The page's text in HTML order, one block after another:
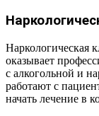
Наркологическая
оказывает
с алкогольной и
работают с
начать лечение в